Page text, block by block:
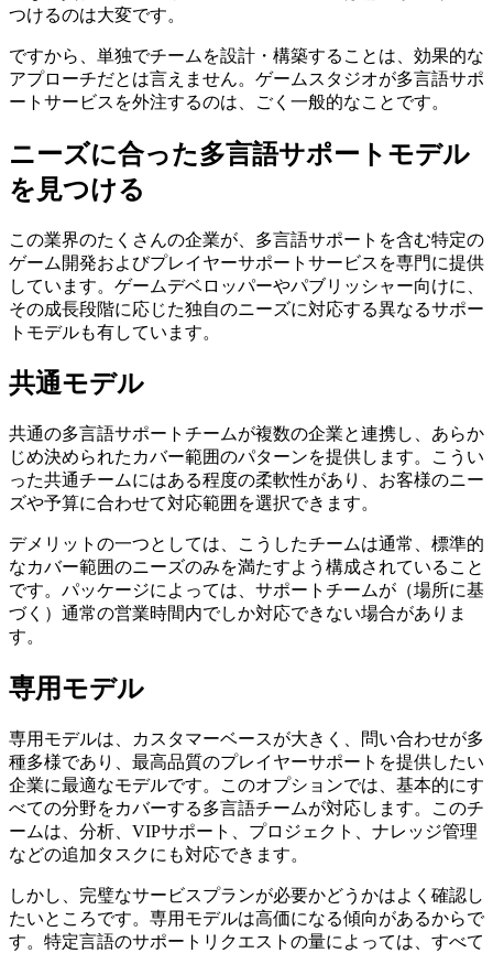
つけるのは大変です。
ですから、単独でチームを設計・構築することは、効果的な
アプローチだとは言えません。ゲームスタジオが多言語サポ
ートサービスを外注するのは、ごく一般的なことです。
ニーズに合った多言語サポートモデル
を見つける
この業界のたくさんの企業が、多言語サポートを含む特定の
ゲーム開発およびプレイヤーサポートサービスを専門に提供
しています。ゲームデベロッパーやパブリッシャー向けに、
その成長段階に応じた独自のニーズに対応する異なるサポー
トモデルも有しています。
共通モデル
共通の多言語サポートチームが複数の企業と連携し、あらか
じめ決められたカバー範囲のパターンを提供します。こうい
った共通チームにはある程度の柔軟性があり、お客様のニー
ズや予算に合わせて対応範囲を選択できます。
デメリットの一つとしては、こうしたチームは通常、標準的
なカバー範囲のニーズのみを満たすよう構成されていること
です。パッケージによっては、サポートチームが（場所に基
づく）通常の営業時間内でしか対応できない場合がありま
す。
専用モデル
専用モデルは、カスタマーベースが大きく、問い合わせが多
種多様であり、最高品質のプレイヤーサポートを提供したい
企業に最適なモデルです。このオプションでは、基本的にす
べての分野をカバーする多言語チームが対応します。このチ
ームは、分析、VIPサポート、プロジェクト、ナレッジ管理
などの追加タスクにも対応できます。
しかし、完璧なサービスプランが必要かどうかはよく確認し
たいところです。専用モデルは高価になる傾向があるからで
す。特定言語のサポートリクエストの量によっては、すべて